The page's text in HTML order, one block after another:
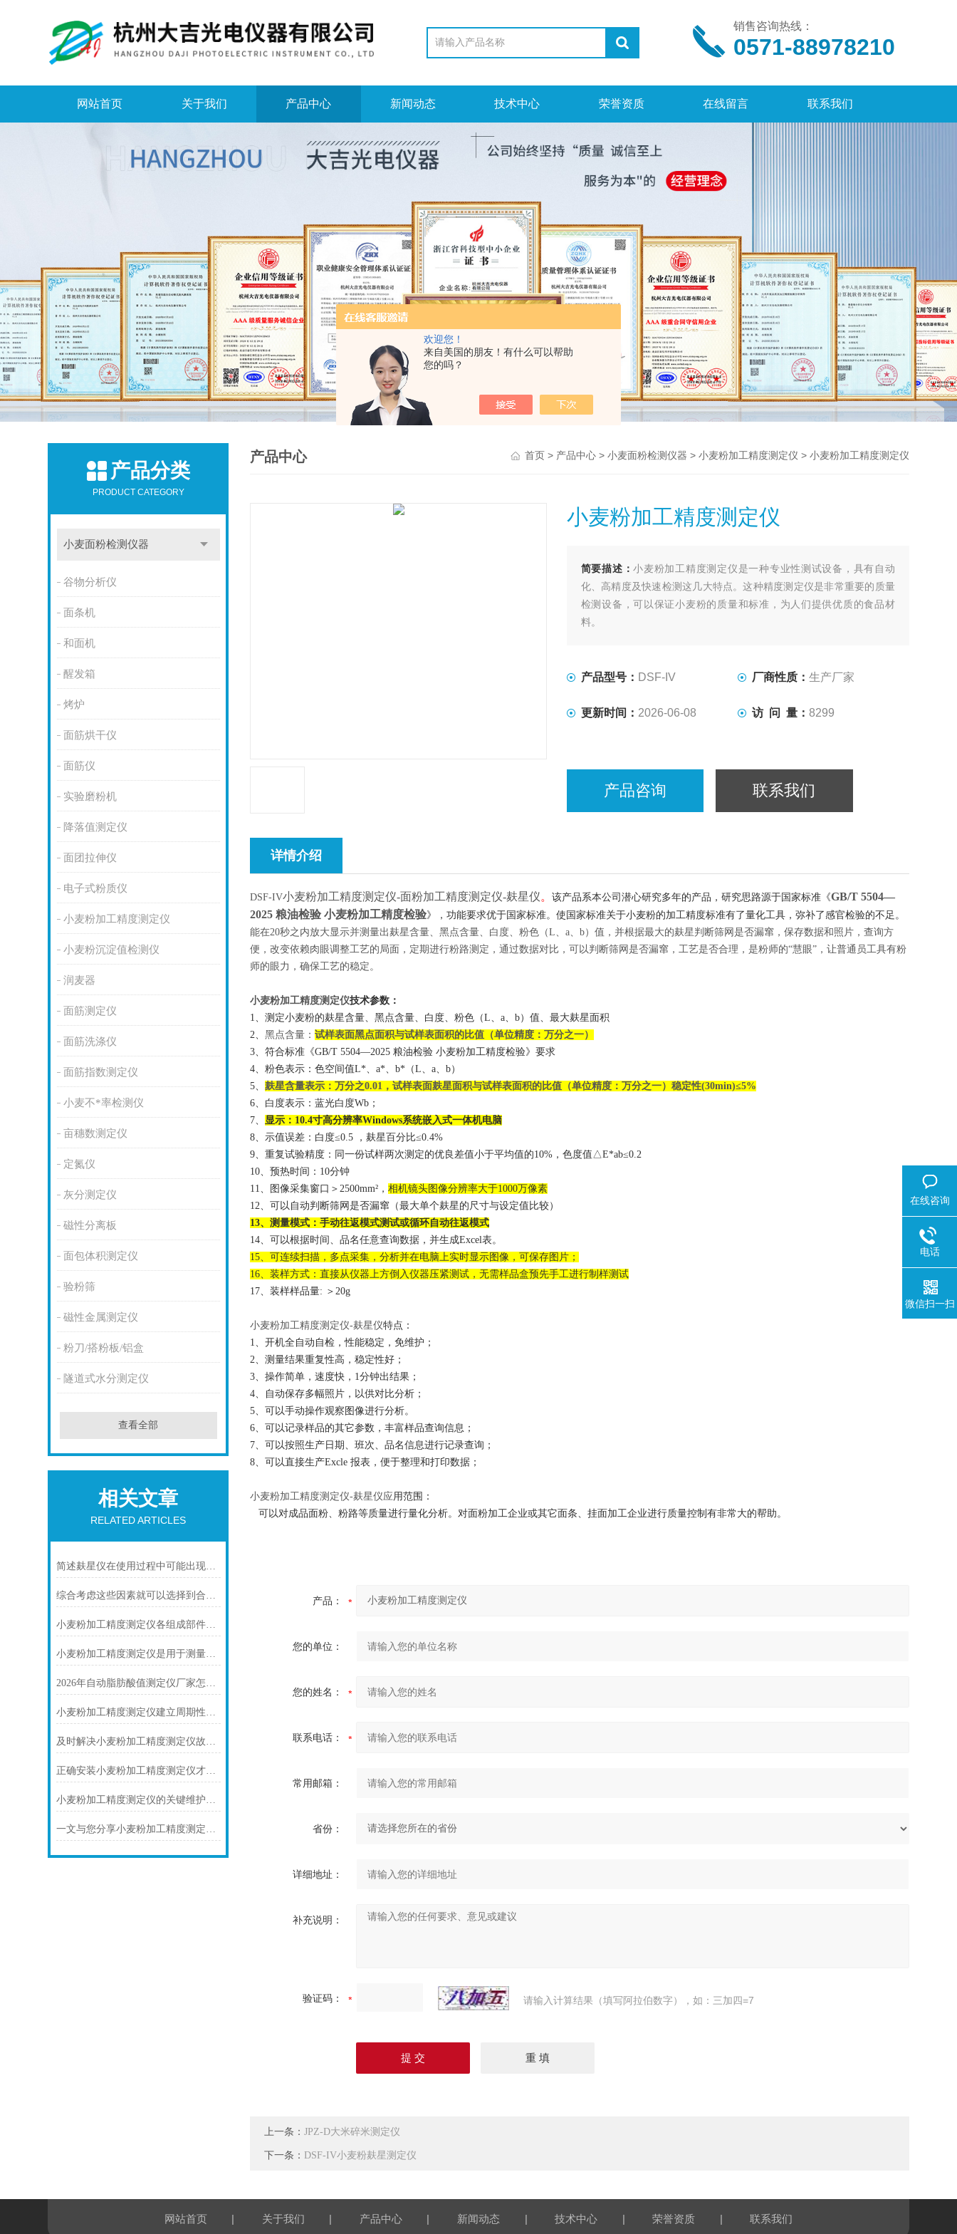
欢迎您！
来自美国的朋友！有什么可以帮助
您的吗？
销售咨询热线：
0571-88978210
网站首页 关于我们 产品中心 新闻动态 技术中心 荣誉资质 在线留言 联系我们
产品分类
PRODUCT CATEGORY
小麦面粉检测仪器
谷物分析仪
面条机
和面机
醒发箱
烤炉
面筋烘干仪
面筋仪
实验磨粉机
降落值测定仪
面团拉伸仪
电子式粉质仪
小麦粉加工精度测定仪
小麦粉沉淀值检测仪
润麦器
面筋测定仪
面筋洗涤仪
面筋指数测定仪
小麦不*率检测仪
亩穗数测定仪
定氮仪
灰分测定仪
磁性分离板
面包体积测定仪
验粉筛
磁性金属测定仪
粉刀/搭粉板/铝盒
隧道式水分测定仪
查看全部
相关文章
RELATED ARTICLES
简述麸星仪在使用过程中可能出现的故障及相应解决方法
综合考虑这些因素就可以选择到合适自己的小麦粉加工精度测定仪
小麦粉加工精度测定仪各组成部件的功能特点分享
小麦粉加工精度测定仪是用于测量小麦粉的加工精度的一种设备
2026年自动脂肪酸值测定仪厂家怎么选？专业性、精度、服务、价格四大选购指南
小麦粉加工精度测定仪建立周期性保养机制的重要性介绍
及时解决小麦粉加工精度测定仪故障是保障检测结果公正可靠的关键
正确安装小麦粉加工精度测定仪才能有效的进行测量
小麦粉加工精度测定仪的关键维护保养方法介绍
一文与您分享小麦粉加工精度测定仪的常见故障相应解决方法
产品中心 首页> 产品中心> 小麦面粉检测仪器 > 小麦粉加工精度测定仪 > 小麦粉加工精度测定仪
小麦粉加工精度测定仪
简要描述：小麦粉加工精度测定仪是一种专业性测试设备，具有自动
化、高精度及快速检测这几大特点。这种精度测定仪是非常重要的质量
检测设备，可以保证小麦粉的质量和标准，为人们提供优质的食品材
料。
产品型号： DSF-IV 厂商性质：生产厂家
更新时间： 2026-06-08 访 问 量：8299
产品咨询 联系我们
详情介绍
DSF-IV小麦粉加工精度测定仪-面粉加工精度测定仪-麸星仪。该产品系本公司潜心研究多年的产品，研究思路源于国家标准《GB/T 5504—
2025 粮油检验 小麦粉加工精度检验》，功能要求优于国家标准。使国家标准关于小麦粉的加工精度标准有了量化工具，弥补了感官检验的不足。
能在20秒之内放大显示并测量出麸星含量、黑点含量、白度、粉色（L、a、b）值，并根据最大的麸星判断筛网是否漏窜，保存数据和照片，查询方
便，改变依赖肉眼调整工艺的局面，定期进行粉路测定，通过数据对比，可以判断筛网是否漏窜，工艺是否合理，是粉师的“慧眼”，让普通员工具有粉
师的眼力，确保工艺的稳定。
小麦粉加工精度测定仪技术参数：
1、测定小麦粉的麸星含量、黑点含量、白度、粉色（L、a、b）值、最大麸星面积
2、黑点含量 ：试样表面黑点面积与试样表面积的比值（单位精度 ：万分之一）
3、符合标准《GB/T 5504—2025 粮油检验 小麦粉加工精度检验》要求
4、粉色表示：色空间值L*、a*、b*（L、a、b）
5、麸星含量表示：万分之0.01 ，试样表面麸星面积与试样表面积的比值（单位精度 ：万分之一）稳定性(30min)≤5%
6、白度表示：蓝光白度Wb；
7、显示： 10.4寸高分辨率Windows系统嵌入式一体机电脑
8、示值误差：白度≤0.5 ，麸星百分比≤0.4%
9、重复试验精度：同一份试样两次测定的优良差值小于平均值的10%，色度值△E*ab≤0.2
10、预热时间： 10分钟
11、
图像采集窗口＞2500mm² ，相机镜头图像分辨率大于1000万像素
12、可以自动判断筛网是否漏窜（最大单个麸星的尺寸与设定值比较）
13、测量模式：手动往返模式测试或循环自动往返模式
14、可以根据时间、品名任意查询数据，并生成Excel表。
15、可连续扫描，多点采集，分析并在电脑上实时显示图像，可保存图片；
16、装样方式：直接从仪器上方倒入仪器压紧测试，无需样品盒预先手工进行制样测试
17、装样样品量: ＞20g
小麦粉加工精度测定仪-麸星仪特点：
1、开机全自动自检，性能稳定，免维护；
2、测量结果重复性高，稳定性好；
3、操作简单，速度快，1分钟出结果；
4、自动保存多幅照片，以供对比分析；
5、可以手动操作观察图像进行分析。
6、可以记录样品的其它参数，丰富样品查询信息；
7、可以按照生产日期、班次、品名信息进行记录查询；
8、可以直接生产Excle 报表，便于整理和打印数据；
小麦粉加工精度测定仪-麸星仪应用范围：
可以对成品面粉、粉路等质量进行量化分析。对面粉加工企业或其它面条、挂面加工企业进行质量控制有非常大的帮助。
产品：
您的单位：
您的姓名：
联系电话：
常用邮箱：
省份：
详细地址：
补充说明：
验证码： 请输入计算结果（填写阿拉伯数字），如：三加四=7
上一条：JPZ-D大米碎米测定仪
下一条： DSF-IV小麦粉麸星测定仪
网站首页 | 关于我们 | 产品中心 | 新闻动态 | 技术中心 | 荣誉资质 | 联系我们
在线咨询
电话
微信扫一扫